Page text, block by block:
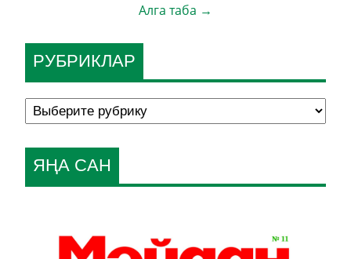
Алга таба →
РУБРИКЛАР
ЯҢА САН